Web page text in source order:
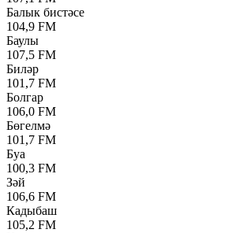
Балык бистәсе
104,9 FM
Баулы
107,5 FM
Биләр
101,7 FM
Болгар
106,0 FM
Бөгелмә
101,7 FM
Буа
100,3 FM
Зәй
106,6 FM
Кадыбаш
105,2 FM